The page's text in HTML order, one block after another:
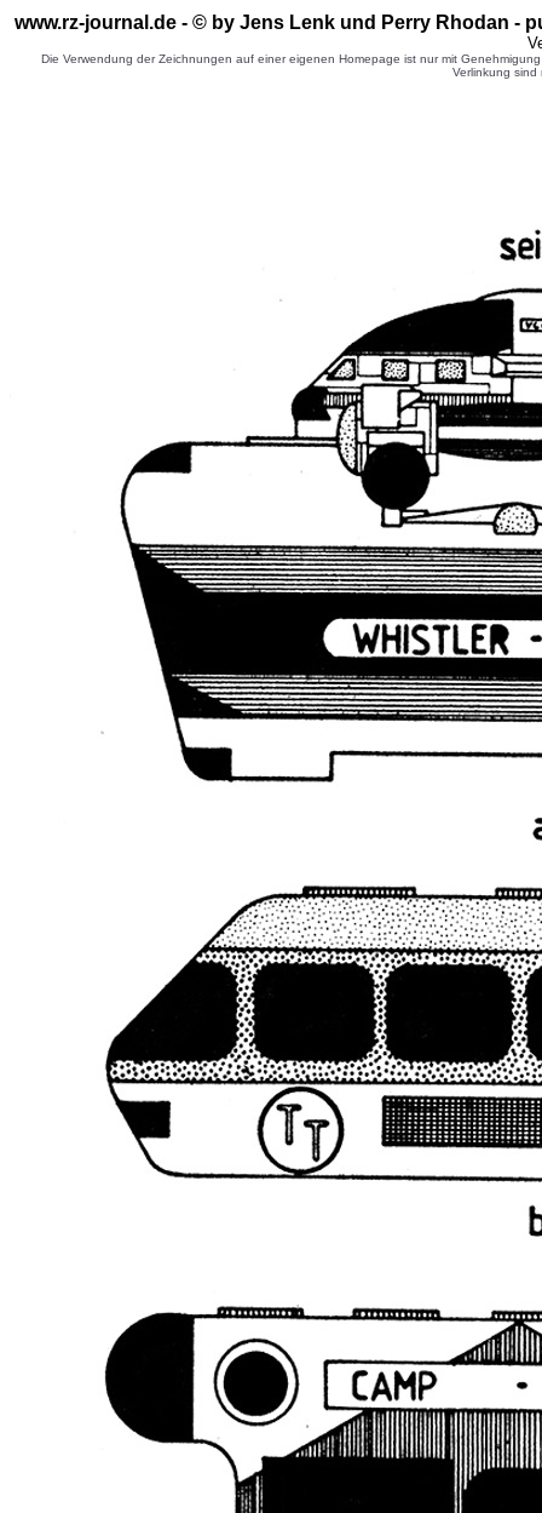
www.rz-journal.de - © by Jens Lenk und Perry Rhodan -
Die Verwendung der Zeichnungen auf einer eigenen Homepage ist nur mit
Verlinkung sind